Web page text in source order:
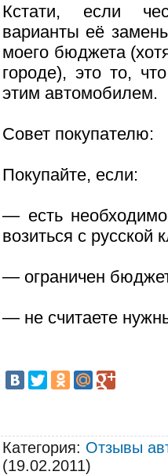
Кстати, если
варианты её
моего бюджета
городе), это то,
этим автомобилем.
Совет покупателю:
Покупайте, если:
— есть
возиться с русской
— ограничен
— не считаете
Категория: Отзывы
(19.02.2011)